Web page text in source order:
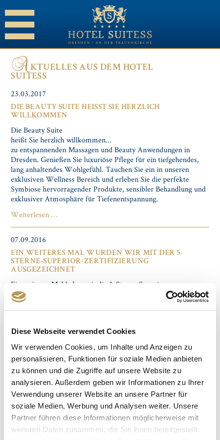
Diese Webseite verwendet Cookies
Wir verwenden Cookies, um Inhalte und Anzeigen zu
personalisieren, Funktionen für soziale Medien anbieten
zu können und die Zugriffe auf unsere Website zu
analysieren. Außerdem geben wir Informationen zu Ihrer
Verwendung unserer Website an unsere Partner für
soziale Medien, Werbung und Analysen weiter. Unsere
Partner führen diese Informationen möglicherweise mit
weiteren Daten zusammen, die Sie ihnen bereitgestellt
A KTUELLES AUS DEM HOTEL
SUITESS
23.03.2017
DIE BEAUTY SUITE HEISST SIE HERZLICH W
ILLKOMMEN
Die Beauty Suite
heißt Sie herzlich willkommen...
zu entspannenden Massagen und Beauty Anwendungen in
Dresden. Genießen Sie luxuriöse Pflege für ein tiefgehendes,
lang anhaltendes Wohlgefühl. Tauchen Sie ein in unseren
exklusiven Wellness Bereich und erleben Sie die perfekte
Symbiose hervorragender Produkte, sensibler Behandlung und
exklusiver Atmosphäre für Tiefenentspannung.
Weiterlesen …
Sie
herzlich
willkommen
07.09.2016
EIN WEITERES MAL WURDEN WIR MIT DER 5-
STERNE-SUPERIOR-ZERTIFIZIERUNG
AUSGEZEICHNET
Ein weiteres Mal haben wir die 5-Sterne-Superior-
Zertifizierung der DEHOGA erhalten „Es freut uns sehr, diese
Auszeichnung zum wiederholten Mal zu erhalten. Sie
dokumentiert die Leistung und Qualität unseres gesamten
aufrecht zu erhalten und uns immer weiter zu verbessern”,
erklärt Geschäftsführer Roman Gojowy.
Weiterlesen …Ein
weiteres
Mal
wurden
wir
mit
der
5-
13.07.2016
MORITZ ROOFTOP MEETS GIN MARE AM 28.06.2016
Danke an unsere wundervollen Gäste und unser spitzen Team
des Restaurant MORITZ, die diese Veranstaltung zu der
machten, die sie gewesen ist. Schauen Sie sich in unserem